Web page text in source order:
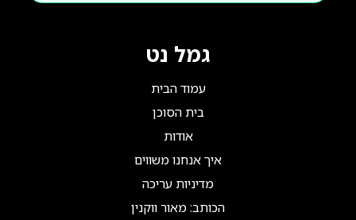
גמל נט
עמוד הבית
בית הסוכן
אודות
איך אנחנו משווים
מדיניות עריכה
הכותב: מאור ווקנין